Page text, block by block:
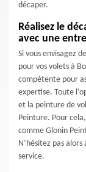
décaper.
Réalisez le
avec une
Si vous envisagez
pour vos volets à
compétente pour
expertise. Toute
et la peinture de
Peinture. Pour
comme Glonin
N’hésitez pas
service.